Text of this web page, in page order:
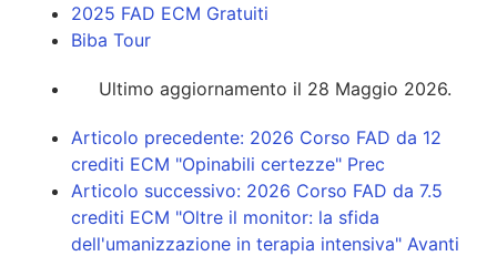
2025 FAD ECM Gratuiti
Biba Tour
Ultimo aggiornamento il 28 Maggio 2026.
Articolo precedente: 2026 Corso FAD da 12
crediti ECM "Opinabili certezze" Prec
Articolo successivo: 2026 Corso FAD da 7.5
crediti ECM "Oltre il monitor: la sfida
dell'umanizzazione in terapia intensiva" Avanti